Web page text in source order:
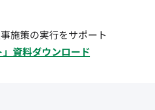
施策の実行をサポート
」資料ダウンロード